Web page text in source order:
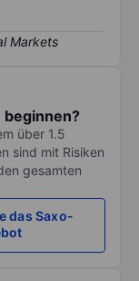
beginnen?
über 1.5
sind mit Risiken
gesamten
das Saxo-